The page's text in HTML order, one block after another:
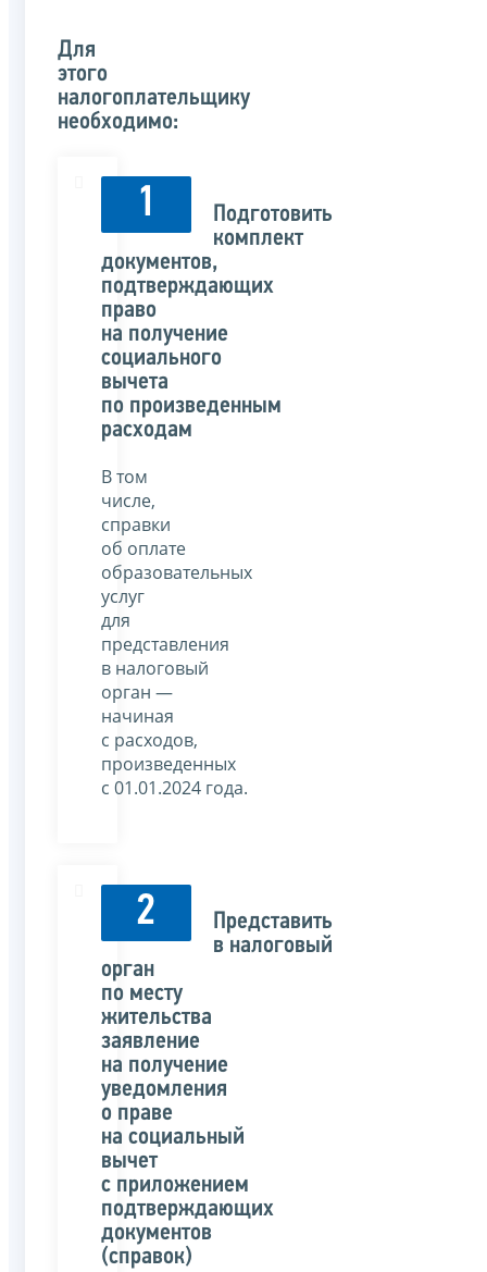
Для
этого
налогоплательщику
необходимо:
1
Подготовить
комплект
документов,
подтверждающих
право
на получение
социального
вычета
по произведенным
расходам
В том
числе,
справки
об оплате
образовательных
услуг
для
представления
в налоговый
орган —
начиная
с расходов,
произведенных
с 01.01.2024 года.
2
Представить
в налоговый
орган
по месту
жительства
заявление
на получение
уведомления
о праве
на социальный
вычет
с приложением
подтверждающих
документов
(справок)